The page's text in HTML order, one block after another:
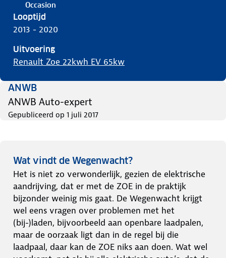
Occasion
Looptijd
2013 - 2020
Uitvoering
Renault Zoe 22kwh EV 65kw
ANWB
ANWB Auto-expert
Gepubliceerd op 1 juli 2017
Wat vindt de Wegenwacht?
Het is niet zo verwonderlijk, gezien de elektrische
aandrijving, dat er met de ZOE in de praktijk
bijzonder weinig mis gaat. De Wegenwacht krijgt
wel eens vragen over problemen met het
(bij-)laden, bijvoorbeeld aan openbare laadpalen,
maar de oorzaak ligt dan in de regel bij die
laadpaal, daar kan de ZOE niks aan doen. Wat wel